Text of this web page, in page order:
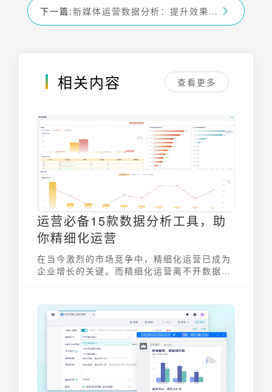
下一篇: 新媒体运营数据分析：提升效果的必备指南
相关内容 查看更多
运营必备15款数据分析工具，助
你精细化运营
在当今激烈的市场竞争中，精细化运营已成为
企业增长的关键。而精细化运营离不开数据驱
洞察用户行为、优化营销策略、提升运营效
率，最终实现业绩增长。本文将介绍15款运营
必备的数据分析工具，助力你玩转数据，实现
精细化运营。